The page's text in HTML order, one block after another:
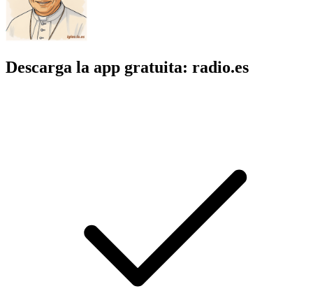
Descarga la app gratuita: radio.es